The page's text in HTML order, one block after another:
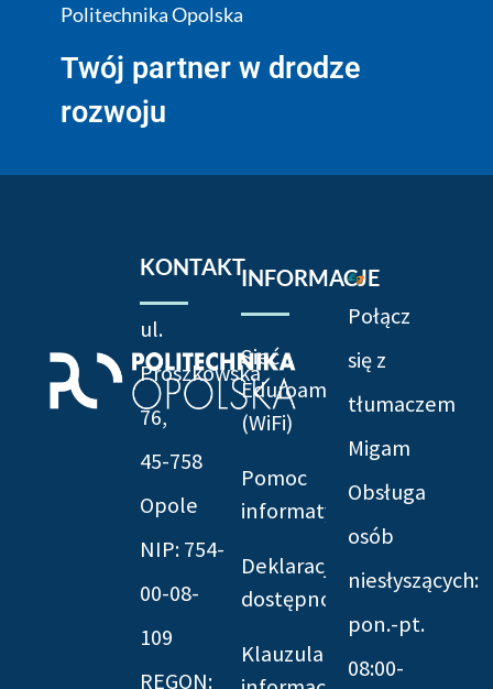
Politechnika Opolska
Twój partner w drodze
rozwoju
KONTAKT
ul.
Prószkowska
76,
45-758
Opole
NIP: 754-
00-08-
109
REGON:
INFORMACJE
Sieć
Eduroam
(WiFi)
Pomoc
informatyczna
Deklaracja
dostępności
Klauzula
Połącz
się z
tłumaczem
Migam
Obsługa
osób
niesłyszących:
pon.-pt.
08:00-